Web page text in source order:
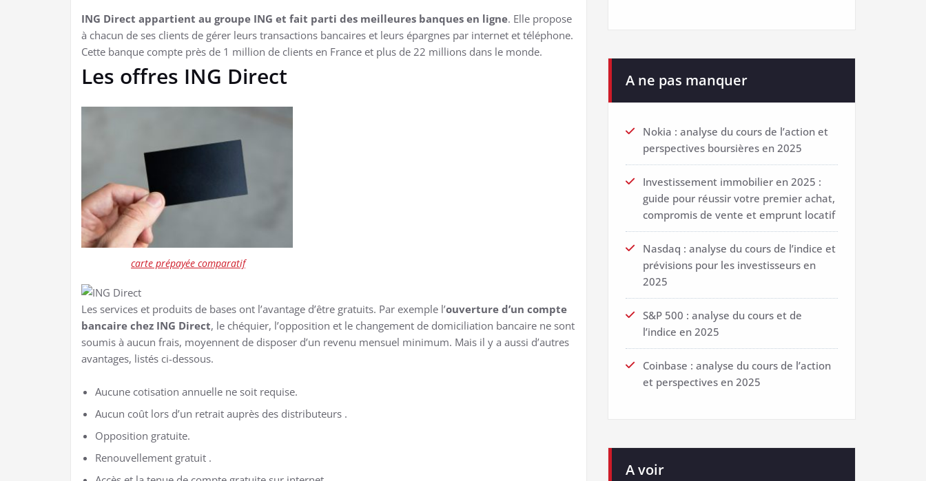
ING Direct appartient au groupe ING et fait parti des meilleures banques en ligne. Elle propose
à chacun de ses clients de gérer leurs transactions bancaires et leurs épargnes par internet et téléphone.
Cette banque compte près de 1 million de clients en France et plus de 22 millions dans le monde.
Les offres ING Direct
carte prépayée comparatif
Les services et produits de bases ont l’avantage d’être gratuits. Par exemple l’ouverture d’un compte
bancaire chez ING Direct, le chéquier, l’opposition et le changement de domiciliation bancaire ne sont
soumis à aucun frais, moyennent de disposer d’un revenu mensuel minimum. Mais il y a aussi d’autres
avantages, listés ci-dessous.
Aucune cotisation annuelle ne soit requise.
Aucun coût lors d’un retrait auprès des distributeurs .
Opposition gratuite.
Renouvellement gratuit .
A ne pas manquer
Nokia : analyse du cours de l’action et
perspectives boursières en 2025
Investissement immobilier en 2025 :
guide pour réussir votre premier achat,
compromis de vente et emprunt locatif
Nasdaq : analyse du cours de l’indice et
prévisions pour les investisseurs en
2025
S&P 500 : analyse du cours et de
l’indice en 2025
Coinbase : analyse du cours de l’action
et perspectives en 2025
A voir